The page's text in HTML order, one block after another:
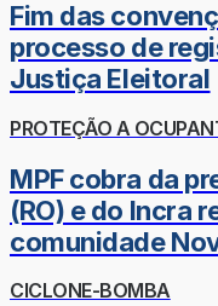
Fim das
processo de
Justiça Eleitoral
PROTEÇÃO A
MPF cobra da
(RO) e do Incra
comunidade
CICLONE-BOMBA